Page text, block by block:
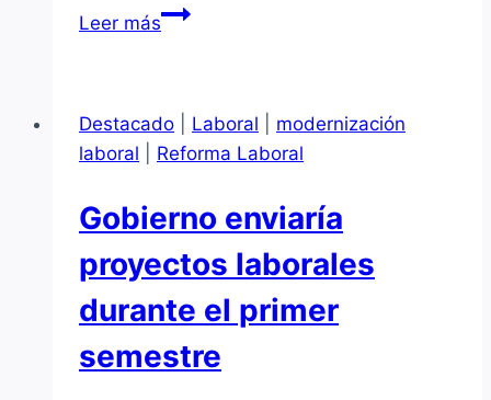
Leer másFesumin
Modernización
Laboral
Destacado Laboral
modernización
laboral
Reforma Laboral
Gobierno enviaría
proyectos laborales
durante el primer
semestre